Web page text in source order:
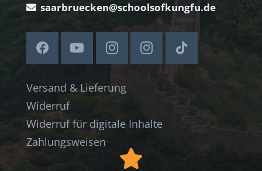
saarbruecken@schoolsofkungfu.de
Versand & Lieferung
Widerruf
Widerruf für digitale Inhalte
Zahlungsweisen